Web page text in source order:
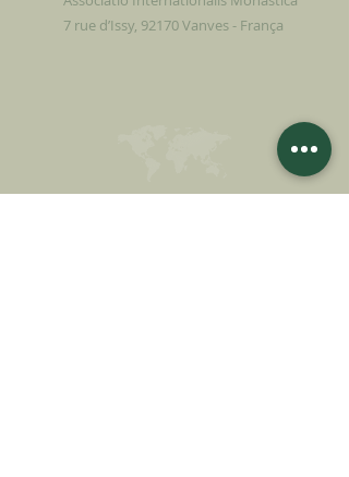
7 rue d’Issy, 92170 Vanves - França